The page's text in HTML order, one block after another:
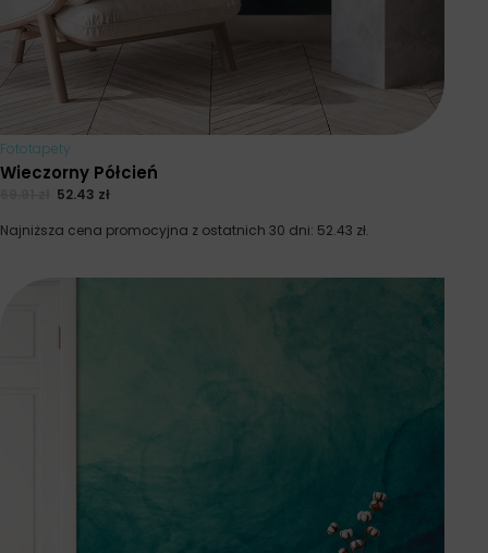
Fototapety
Wieczorny Półcień
52.43 zł
Najniższa cena promocyjna z ostatnich 30 dni: 52.43 zł.